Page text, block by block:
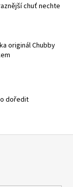
chuť nechte
originál Chubby
doředit